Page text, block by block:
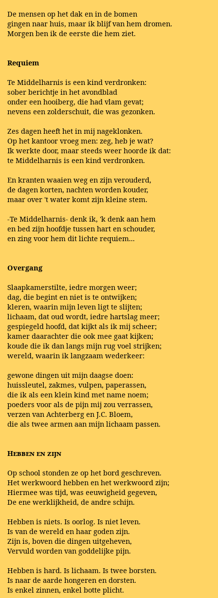
De mensen op het dak en in de bomen
gingen naar huis, maar ik blijf van hem dromen.
Morgen ben ik de eerste die hem ziet.
Requiem
Te Middelharnis is een kind verdronken:
sober berichtje in het avondblad
onder een hooiberg, die had vlam gevat;
nevens een zolderschuit, die was gezonken.
Zes dagen heeft het in mij nageklonken.
Op het kantoor vroeg men: zeg, heb je wat?
Ik werkte door, maar steeds weer hoorde ik dat:
te Middelharnis is een kind verdronken.
En kranten waaien weg en zijn verouderd,
de dagen korten, nachten worden kouder,
maar over 't water komt zijn kleine stem.
-Te Middelharnis- denk ik, 'k denk aan hem
en bed zijn hoofdje tussen hart en schouder,
en zing voor hem dit lichte requiem...
Overgang
Slaapkamerstilte, iedre morgen weer;
dag, die begint en niet is te ontwijken;
kleren, waarin mijn leven ligt te slijten;
lichaam, dat oud wordt, iedre hartslag meer;
gespiegeld hoofd, dat kijkt als ik mij scheer;
kamer daarachter die ook mee gaat kijken;
koude die ik dan langs mijn rug voel strijken;
wereld, waarin ik langzaam wederkeer:
gewone dingen uit mijn daagse doen:
huissleutel, zakmes, vulpen, paperassen,
die ik als een klein kind met name noem;
poeders voor als de pijn mij zou verrassen,
verzen van Achterberg en J.C. Bloem,
die als twee armen aan mijn lichaam passen.
Hebben en zijn
Op school stonden ze op het bord geschreven.
Het werkwoord hebben en het werkwoord zijn;
Hiermee was tijd, was eeuwigheid gegeven,
De ene werklijkheid, de andre schijn.
Hebben is niets. Is oorlog. Is niet leven.
Is van de wereld en haar goden zijn.
Zijn is, boven die dingen uitgeheven,
Vervuld worden van goddelijke pijn.
Hebben is hard. Is lichaam. Is twee borsten.
Is naar de aarde hongeren en dorsten.
Is enkel zinnen, enkel botte plicht.